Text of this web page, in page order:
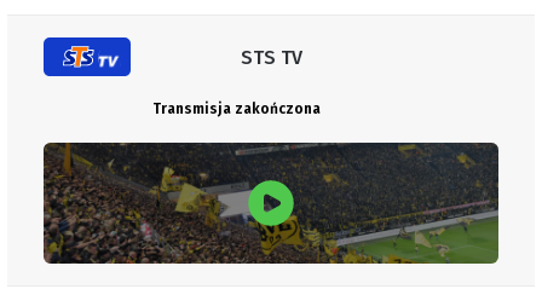
STS TV
Transmisja zakończona